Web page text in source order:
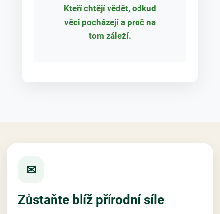
Kteří chtějí vědět, odkud
věci pocházejí a proč na
tom záleží.
✉
Zůstaňte blíž přírodní síle